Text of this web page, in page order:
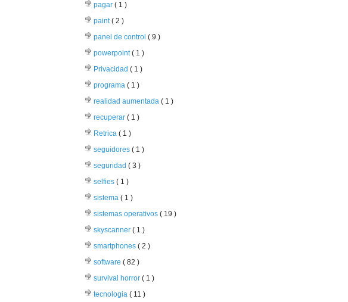
pagar ( 1 )
paint( 2 )
panel de control ( 9 )
powerpoint( 1 )
Privacidad ( 1 )
programa ( 1 )
realidad aumentada ( 1 )
recuperar ( 1 )
Retrica ( 1 )
seguidores ( 1 )
seguridad ( 3 )
selfies ( 1 )
sistema ( 1 )
sistemas operativos ( 19 )
skyscanner ( 1 )
smartphones ( 2 )
software ( 82 )
survival horror ( 1 )
tecnologia ( 11 )